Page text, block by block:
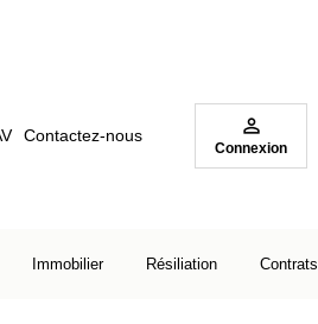
Contactez-nous 
Connexion
Immobilier Résiliation Contrats